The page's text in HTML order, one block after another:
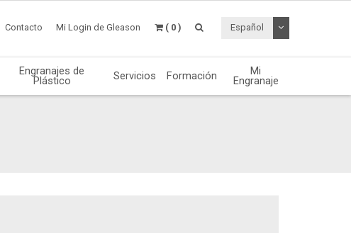
Contacto Mi Login de Gleason ( 0 ) Español Desplegable de
Engranajes de
Plástico Servicios Formación Mi
Engranaje